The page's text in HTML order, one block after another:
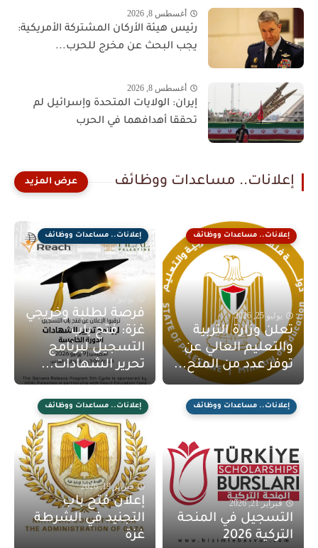
أغسطس 8, 2026
رئيس هيئة الأركان المشتركة الأمريكية:
يجب البحث عن مخرج للحرب...
أغسطس 8, 2026
إيران: الولايات المتحدة وإسرائيل لم
تحققا أهدافهما في الحرب
إعلانات.. مساعدات ووظائف
إعلانات.. مساعدات ووظائف
يوليو 25, 2026
تعلن وزارة التربية
والتعليم العالي عن
توفر عدد من المنح...
إعلانات.. مساعدات ووظائف
فرصة لطلبة وخريجي
غزة: فتح باب
التسجيل لبرنامج
تحرير الشهادات...
إعلانات.. مساعدات ووظائف
فبراير 21, 2026
التسجيل في المنحة
التركية 2026
إعلانات.. مساعدات ووظائف
فبراير 19, 2026
إعلان فتح باب
التجنيد في الشرطة
غزة